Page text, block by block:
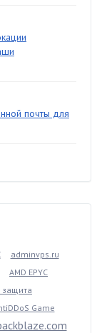
почты для
adminvps.ru
AMD EPYC
защита
Game